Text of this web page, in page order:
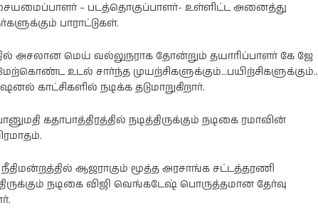
– படத்தொகுப்பாளர்- உள்ளிட்ட அனைத்து
பாராட்டுகள்.
அசலான மெய் வல்லுநராக தோன்றும் தயாரிப்பாளர் கே ஜே
உடல் சார்ந்த முயற்சிகளுக்கும்…பயிற்சிகளுக்கும்..
காட்சிகளில் நடிக்க தடுமாறுகிறார்.
கதாபாத்திரத்தில் நடித்திருக்கும் நடிகை ரமாவின்
ஆஜராகும் மூத்த அரசாங்க சட்டத்தரணி
நடிகை விஜி வெங்கடேஷ் பொருத்தமான தேர்வு